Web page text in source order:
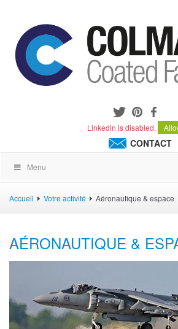
Linkedin is disabled.
CONTACT
Menu
Accueil Votre activité Aéronautique & espace
AÉRONAUTIQUE &